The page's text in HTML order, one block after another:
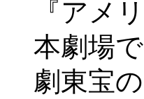
『アメ
本劇場
劇東宝